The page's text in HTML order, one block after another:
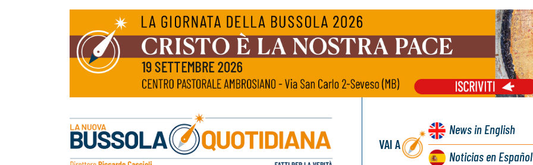
VAI A
Newsin English
Noticiasen Español